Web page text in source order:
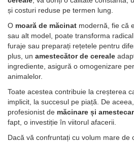
și costuri reduse pe termen lung.
O moară de măcinat modernă, fie că
sau alt model, poate transforma
furaje sau preparați rețetele pentru
plus, un amestecător de cereale
ingrediente, asigură o omogenizare
animalelor.
Toate acestea contribuie la creșterea
implicit, la succesul pe piață. De
profesionist de măcinare și
fapt, o investiție în viitorul afacerii.
Dacă vă confruntați cu volum mare de